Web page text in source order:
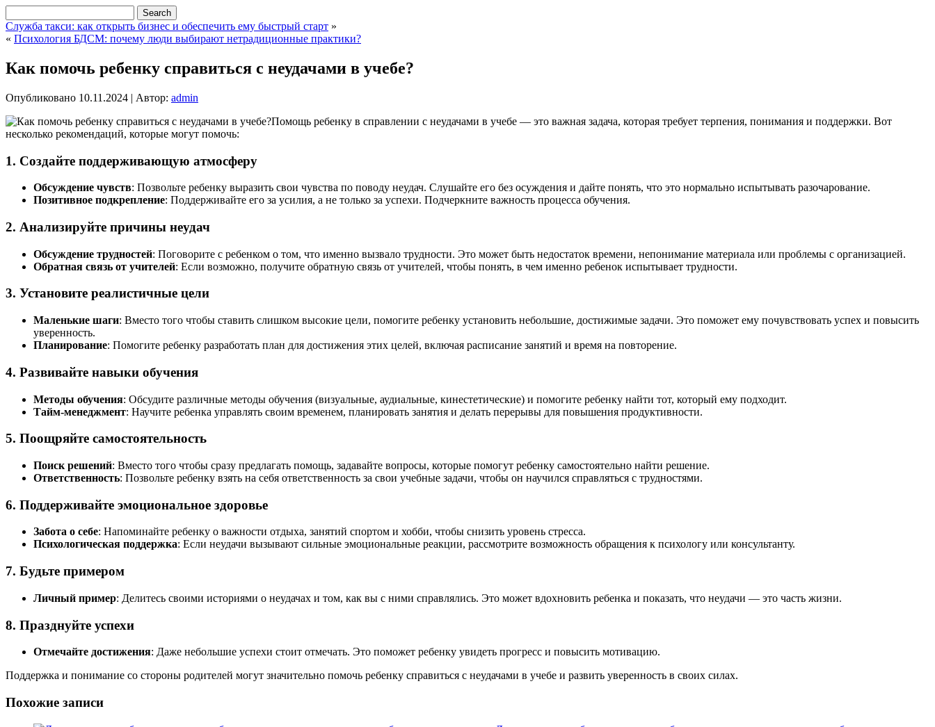
Служба такси: как открыть бизнес и обеспечить ему быстрый старт »
« Психология БДСМ: почему люди выбирают нетрадиционные практики?
Как помочь ребенку справиться с неудачами в учебе?
Опубликовано 10.11.2024 | Автор: admin
Помощь ребенку в справлении с неудачами в учебе — это важная задача, которая требует терпения, понимания и поддержки. Вот
несколько рекомендаций, которые могут помочь:
1. Создайте поддерживающую атмосферу
Обсуждение чувств: Позвольте ребенку выразить свои чувства по поводу неудач. Слушайте его без осуждения и дайте понять, что это нормально испытывать разочарование.
Позитивное подкрепление: Поддерживайте его за усилия, а не только за успехи. Подчеркните важность процесса обучения.
2. Анализируйте причины неудач
Обсуждение трудностей: Поговорите с ребенком о том, что именно вызвало трудности. Это может быть недостаток времени, непонимание материала или проблемы с организацией.
Обратная связь от учителей: Если возможно, получите обратную связь от учителей, чтобы понять, в чем именно ребенок испытывает трудности.
3. Установите реалистичные цели
Маленькие шаги: Вместо того чтобы ставить слишком высокие цели, помогите ребенку установить небольшие, достижимые задачи. Это поможет ему почувствовать успех и повысить
уверенность.
Планирование: Помогите ребенку разработать план для достижения этих целей, включая расписание занятий и время на повторение.
4. Развивайте навыки обучения
Методы обучения: Обсудите различные методы обучения (визуальные, аудиальные, кинестетические) и помогите ребенку найти тот, который ему подходит.
Тайм-менеджмент: Научите ребенка управлять своим временем, планировать занятия и делать перерывы для повышения продуктивности.
5. Поощряйте самостоятельность
Поиск решений: Вместо того чтобы сразу предлагать помощь, задавайте вопросы, которые помогут ребенку самостоятельно найти решение.
Ответственность: Позвольте ребенку взять на себя ответственность за свои учебные задачи, чтобы он научился справляться с трудностями.
6. Поддерживайте эмоциональное здоровье
Забота о себе: Напоминайте ребенку о важности отдыха, занятий спортом и хобби, чтобы снизить уровень стресса.
Психологическая поддержка: Если неудачи вызывают сильные эмоциональные реакции, рассмотрите возможность обращения к психологу или консультанту.
7. Будьте примером
Личный пример: Делитесь своими историями о неудачах и том, как вы с ними справлялись. Это может вдохновить ребенка и показать, что неудачи — это часть жизни.
8. Празднуйте успехи
Отмечайте достижения: Даже небольшие успехи стоит отмечать. Это поможет ребенку увидеть прогресс и повысить мотивацию.
Поддержка и понимание со стороны родителей могут значительно помочь ребенку справиться с неудачами в учебе и развить уверенность в своих силах.
Похожие записи